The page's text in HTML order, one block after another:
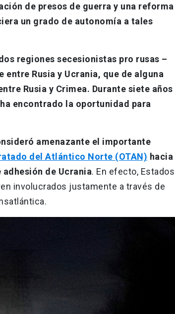
de presos de guerra y una reforma
un grado de autonomía a tales
regiones secesionistas pro rusas –
Rusia y Ucrania, que de alguna
Rusia y Crimea. Durante siete años
encontrado la oportunidad para
amenazante el importante
del Atlántico Norte (OTAN) hacia
de Ucrania. En efecto, Estados
involucrados justamente a través de